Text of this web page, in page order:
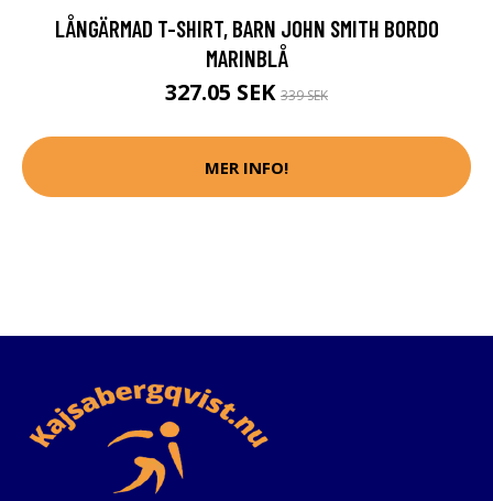
LÅNGÄRMAD T-SHIRT, BARN JOHN SMITH BORDO
MARINBLÅ
327.05 SEK 339 SEK
MER INFO!